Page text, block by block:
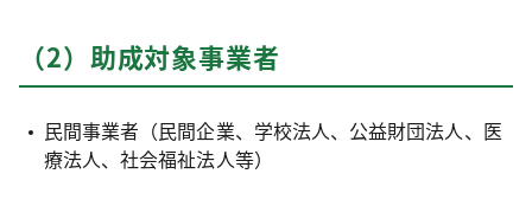
（2）助成対象事業者
民間事業者（民間企業、学校法人、公益財団法人、医
療法人、社会福祉法人等）